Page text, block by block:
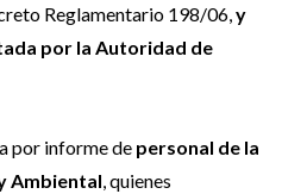
Reglamentario 198/06,y
por la Autoridad de
por informe de personal de la
Ambiental, quienes